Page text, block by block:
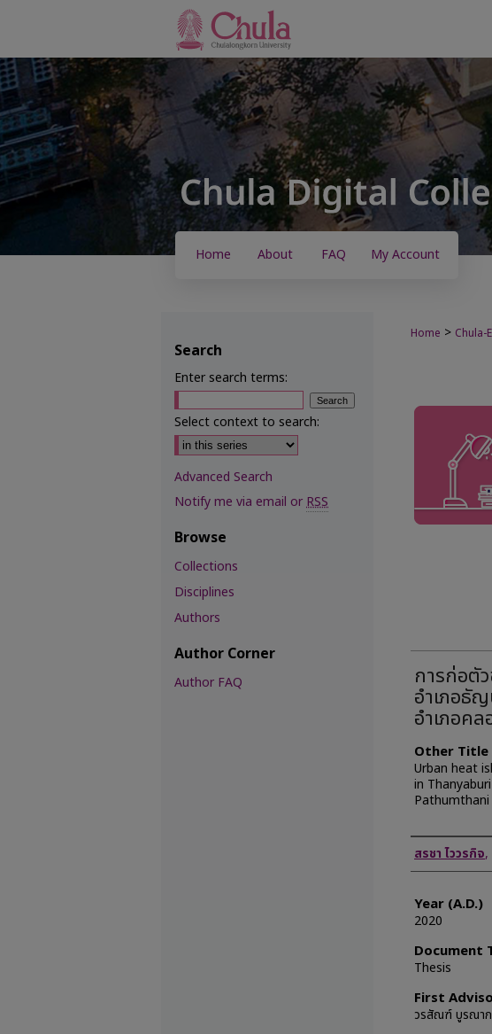
Home About FAQ My Account
Home > Chula-
การก่อตั
อำเภอธั
อำเภอค
Other Title
Urban heat
in
Pathumthani
Author
สรชา ไววรกิจ,
Year (A.D.)
2020
Document
Thesis
First
วรสัณฑ์ บูรณา
Search
Enter search terms:
Select context to search:
Advanced Search
Notify me via email orRSS
Browse
Collections
Disciplines
Authors
Author Corner
Author FAQ